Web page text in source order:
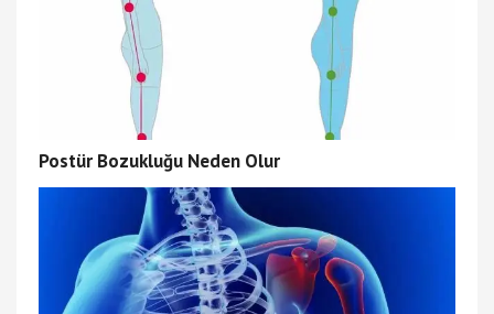
Postür Bozukluğu Neden Olur